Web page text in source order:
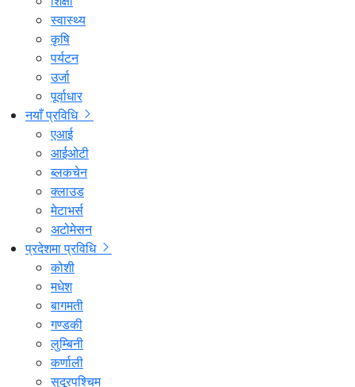
स्वास्थ्य
कृषि
पर्यटन
उर्जा
पूर्वाधार
नयाँ प्रविधि
एआई
आईओटी
ब्लकचेन
क्लाउड
मेटाभर्स
अटोमेसन
प्रदेशमा प्रविधि
कोशी
मधेश
बागमती
गण्डकी
लुम्बिनी
कर्णाली
सुदूरपश्चिम